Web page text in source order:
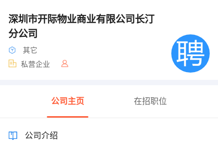
深圳市开际物业商业有限公司长汀
分公司
其它
私营企业
公司主页 在招职位
公司介绍